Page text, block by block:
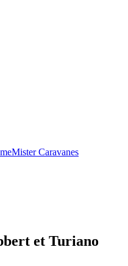
Mister Caravanes
et Turiano